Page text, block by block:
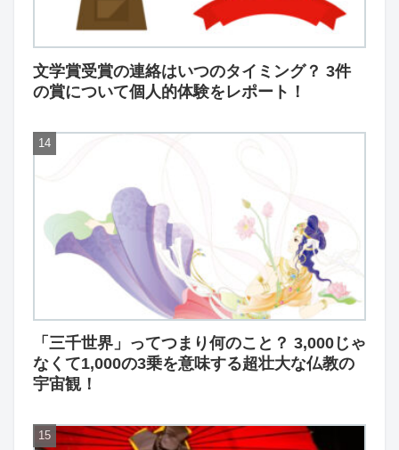
文学賞受賞の連絡はいつのタイミング？ 3件
の賞について個人的体験をレポート！
「三千世界」ってつまり何のこと？ 3,000じゃ
なくて1,000の3乗を意味する超壮大な仏教の
宇宙観！